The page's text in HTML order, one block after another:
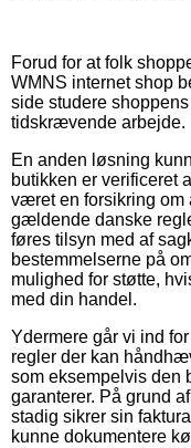
Forud for at folk
WMNS internet shop
side studere
tidskrævende arbejde.
En anden løsning
butikken er verificeret
været en forsikring om
gældende danske
føres tilsyn med af
bestemmelserne på
mulighed for støtte,
med din handel.
Ydermere går vi ind
regler der kan
som eksempelvis den
garanterer. På grund
stadig sikrer sin
kunne dokumentere